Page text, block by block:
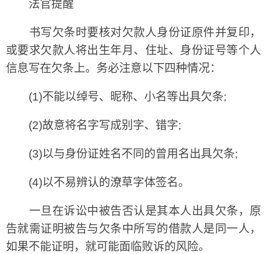
法官提醒
书写欠条时要核对欠款人身份证原件并复印，
或要求欠款人将出生年月、住址、身份证号等个人
信息写在欠条上。务必注意以下四种情况：
(1)不能以绰号、昵称、小名等出具欠条;
(2)故意将名字写成别字、错字;
(3)以与身份证姓名不同的曾用名出具欠条;
(4)以不易辨认的潦草字体签名。
一旦在诉讼中被告否认是其本人出具欠条，原
告就需证明被告与欠条中所写的借款人是同一人，
如果不能证明，就可能面临败诉的风险。